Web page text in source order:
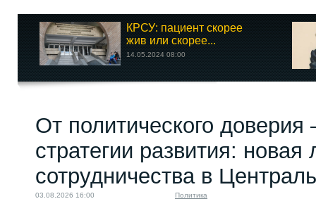
КРСУ: пациент скорее
жив или скорее...
14.05.2024 08:00
От политического
стратегии развития: новая
сотрудничества в
03.08.2026 16:00 Политика